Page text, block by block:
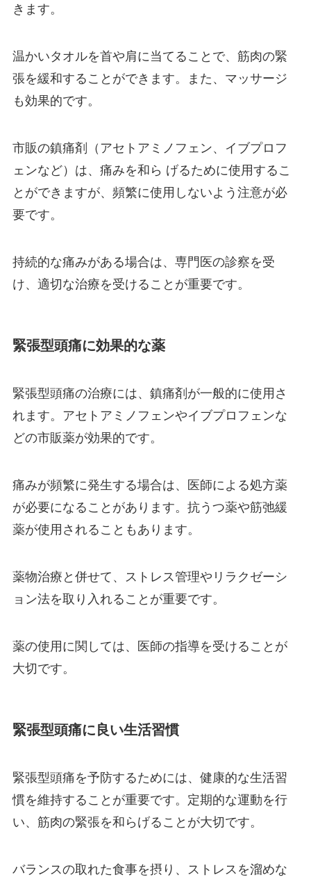
きます。
温かいタオルを首や肩に当てることで、筋肉の緊
張を緩和することができます。また、マッサージ
も効果的です。
市販の鎮痛剤（アセトアミノフェン、イブプロフ
ェンなど）は、痛みを和ら げるために使用するこ
とができますが、頻繁に使用しないよう注意が必
要です。
持続的な痛みがある場合は、専門医の診察を受
け、適切な治療を受けることが重要です。
緊張型頭痛に効果的な薬
緊張型頭痛の治療には、鎮痛剤が一般的に使用さ
れます。アセトアミノフェンやイブプロフェンな
どの市販薬が効果的です。
痛みが頻繁に発生する場合は、医師による処方薬
が必要になることがあります。抗うつ薬や筋弛緩
薬が使用されることもあります。
薬物治療と併せて、ストレス管理やリラクゼーシ
ョン法を取り入れることが重要です。
薬の使用に関しては、医師の指導を受けることが
大切です。
緊張型頭痛に良い生活習慣
緊張型頭痛を予防するためには、健康的な生活習
慣を維持することが重要です。定期的な運動を行
い、筋肉の緊張を和らげることが大切です。
バランスの取れた食事を摂り、ストレスを溜めな